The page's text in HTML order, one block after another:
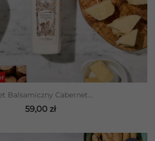
Balsamiczny Cabernet...
59,00 zł